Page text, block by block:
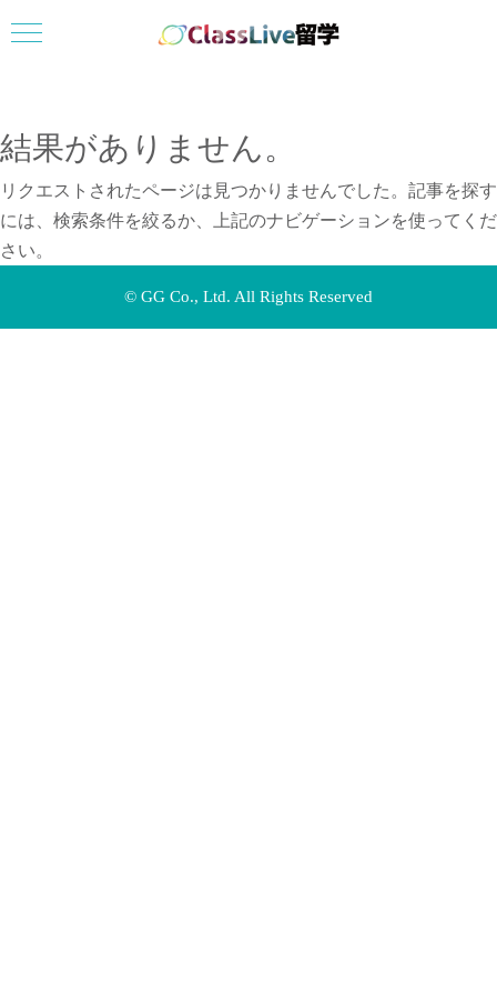
0120-963-815
結果がありません。
リクエストされたページは見つかりませんでした。記事を探す
には、検索条件を絞るか、上記のナビゲーションを使ってくだ
さい。
© GG Co., Ltd. All Rights Reserved